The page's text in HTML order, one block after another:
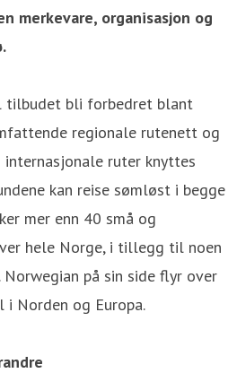
merkevare, organisasjon og
tilbudet bli forbedret blant
regionale rutenett og
ruter knyttes
kan reise sømløst i begge
mer enn 40 små og
hele Norge, i tillegg til noen
på sin side flyr over
Norden og Europa.